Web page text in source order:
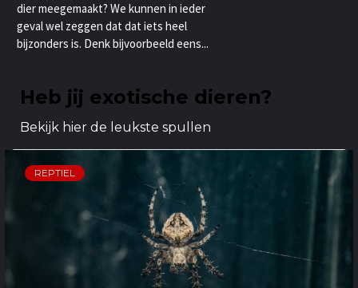
dier meegemaakt? We kunnen in ieder
geval wel zeggen dat dat iets heel
bijzonders is. Denk bijvoorbeeld eens...
Heb jij exotische dieren?
Bekijk hier de leukste spullen
REPTIEL